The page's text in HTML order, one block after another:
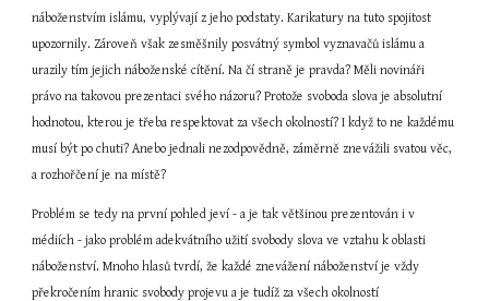
náboženstvím islámu, vyplývají z jeho podstaty. Karikatury na tuto spojitost
upozornily. Zároveň však zesměšnily posvátný symbol vyznavačů islámu a
urazily tím jejich náboženské cítění. Na čí straně je pravda? Měli novináři
právo na takovou prezentaci svého názoru? Protože svoboda slova je absolutní
hodnotou, kterou je třeba respektovat za všech okolností? I když to ne každému
musí být po chuti? Anebo jednali nezodpovědně, záměrně znevážili svatou věc,
a rozhořčení je na místě?
Problém se tedy na první pohled jeví - a je tak většinou prezentován i v
médiích - jako problém adekvátního užití svobody slova ve vztahu k oblasti
náboženství. Mnoho hlasů tvrdí, že každé znevážení náboženství je vždy
překročením hranic svobody projevu a je tudíž za všech okolností